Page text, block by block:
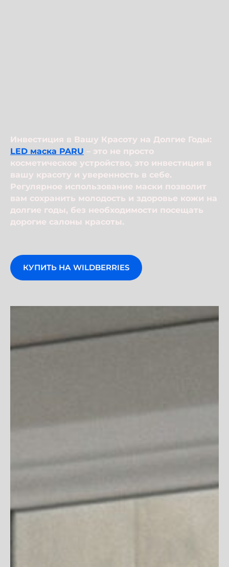
Инвестиция в Вашу Красоту на Долгие Годы:
LED маска PARU – это не просто
косметическое устройство, это инвестиция в
вашу красоту и уверенность в себе.
Регулярное использование маски позволит
вам сохранить молодость и здоровье кожи на
долгие годы, без необходимости посещать
дорогие салоны красоты.
КУПИТЬ НА WILDBERRIES